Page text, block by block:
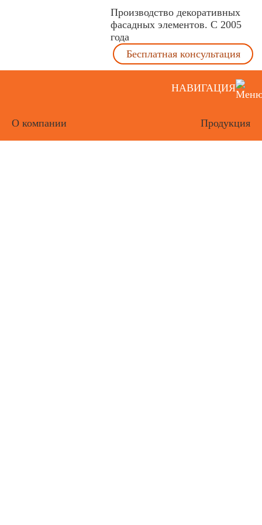
Производство декоративных
фасадных элементов. С 2005
года
Бесплатная консультация
НАВИГАЦИЯ
О компании Продукция